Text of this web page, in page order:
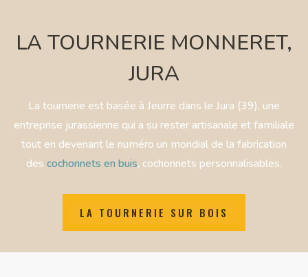
LA TOURNERIE MONNERET,
JURA
La tournerie est basée à Jeurre dans le Jura (39), une
entreprise jurassienne qui a su rester artisanale et familiale
tout en devenant le numéro un mondial de la fabrication
des cochonnets en buis, cochonnets personnalisables.
LA TOURNERIE SUR BOIS